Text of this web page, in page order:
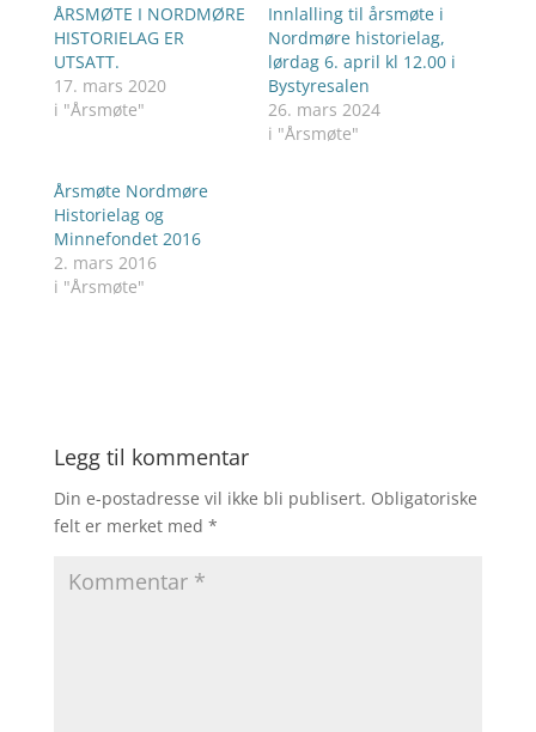
ÅRSMØTE I NORDMØRE
HISTORIELAG ER
UTSATT.
17. mars 2020
i "Årsmøte"
Innlalling til årsmøte i
Nordmøre historielag,
lørdag 6. april kl 12.00 i
Bystyresalen
26. mars 2024
i "Årsmøte"
Årsmøte Nordmøre
Historielag og
Minnefondet 2016
2. mars 2016
i "Årsmøte"
Legg til kommentar
Din e-postadresse vil ikke bli publisert. Obligatoriske
felt er merket med *